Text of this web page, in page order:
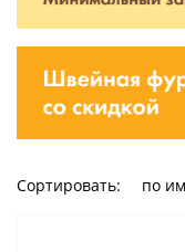
Сортировать: по